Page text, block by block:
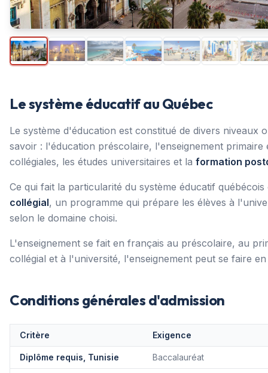
Le système éducatif au Québec
Le système d'éducation est constitué de divers niveaux
savoir : l'éducation préscolaire, l'enseignement primaire
collégiales, les études universitaires et la formation
Ce qui fait la particularité du système éducatif québécois
collégial, un programme qui prépare les élèves à
selon le domaine choisi.
L'enseignement se fait en français au préscolaire, au
collégial et à l'université, l'enseignement peut se faire
Conditions générales d'admission
Critère Exigence
Diplôme requis, Tunisie Baccalauréat